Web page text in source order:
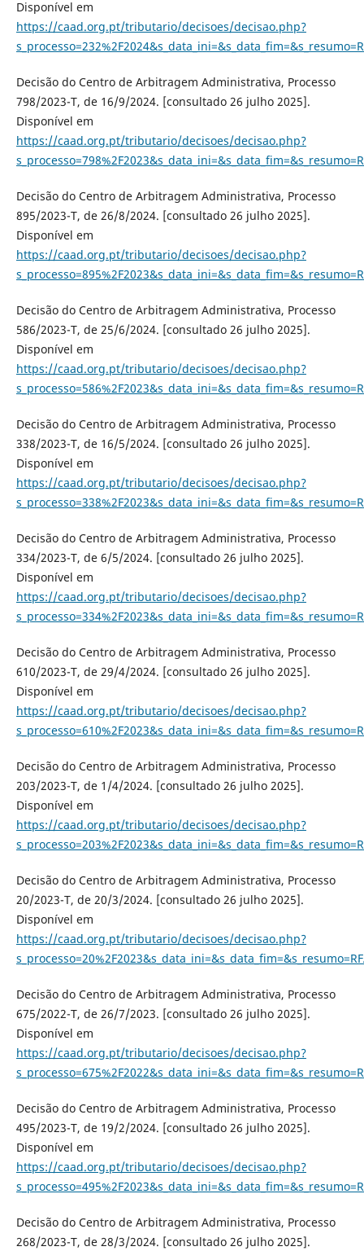
Disponível em
https://caad.org.pt/tributario/decisoes/decisao.php?
Decisão do Centro de Arbitragem Administrativa, Processo
798/2023-T, de 16/9/2024. [consultado 26 julho 2025].
Disponível em
https://caad.org.pt/tributario/decisoes/decisao.php?
Decisão do Centro de Arbitragem Administrativa, Processo
895/2023-T, de 26/8/2024. [consultado 26 julho 2025].
Disponível em
https://caad.org.pt/tributario/decisoes/decisao.php?
Decisão do Centro de Arbitragem Administrativa, Processo
586/2023-T, de 25/6/2024. [consultado 26 julho 2025].
Disponível em
https://caad.org.pt/tributario/decisoes/decisao.php?
Decisão do Centro de Arbitragem Administrativa, Processo
338/2023-T, de 16/5/2024. [consultado 26 julho 2025].
Disponível em
https://caad.org.pt/tributario/decisoes/decisao.php?
Decisão do Centro de Arbitragem Administrativa, Processo
334/2023-T, de 6/5/2024. [consultado 26 julho 2025].
Disponível em
https://caad.org.pt/tributario/decisoes/decisao.php?
Decisão do Centro de Arbitragem Administrativa, Processo
610/2023-T, de 29/4/2024. [consultado 26 julho 2025].
Disponível em
https://caad.org.pt/tributario/decisoes/decisao.php?
Decisão do Centro de Arbitragem Administrativa, Processo
203/2023-T, de 1/4/2024. [consultado 26 julho 2025].
Disponível em
https://caad.org.pt/tributario/decisoes/decisao.php?
Decisão do Centro de Arbitragem Administrativa, Processo
20/2023-T, de 20/3/2024. [consultado 26 julho 2025].
Disponível em
https://caad.org.pt/tributario/decisoes/decisao.php?
Decisão do Centro de Arbitragem Administrativa, Processo
675/2022-T, de 26/7/2023. [consultado 26 julho 2025].
Disponível em
https://caad.org.pt/tributario/decisoes/decisao.php?
Decisão do Centro de Arbitragem Administrativa, Processo
495/2023-T, de 19/2/2024. [consultado 26 julho 2025].
Disponível em
https://caad.org.pt/tributario/decisoes/decisao.php?
Decisão do Centro de Arbitragem Administrativa, Processo
268/2023-T, de 28/3/2024. [consultado 26 julho 2025].